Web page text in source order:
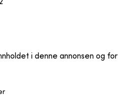
i denne annonsen og for